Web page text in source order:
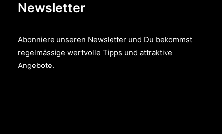
Newsletter
Abonniere unseren Newsletter und Du bekommst
regelmässige wertvolle Tipps und attraktive
Angebote.